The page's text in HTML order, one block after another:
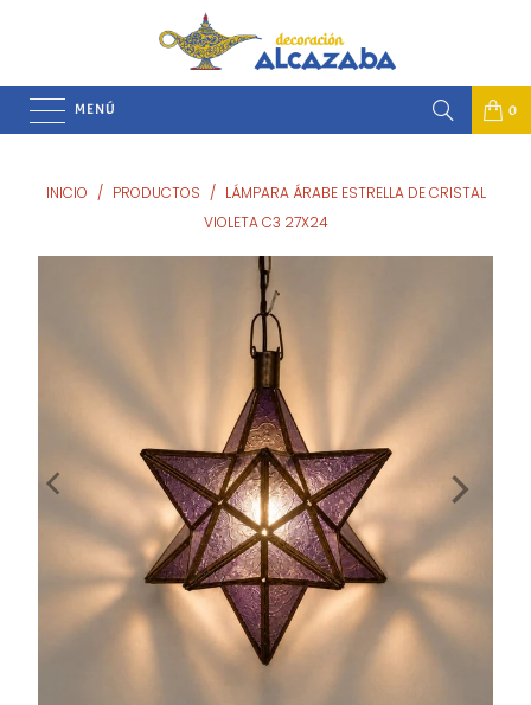
MENÚ 0
INICIO / PRODUCTOS / LÁMPARA ÁRABE ESTRELLA DE CRISTAL
VIOLETA C3 27X24